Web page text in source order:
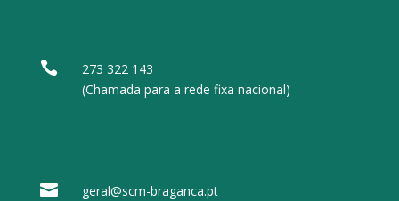

273 322 143
(Chamada para a rede fixa nacional)
 geral@scm-braganca.pt